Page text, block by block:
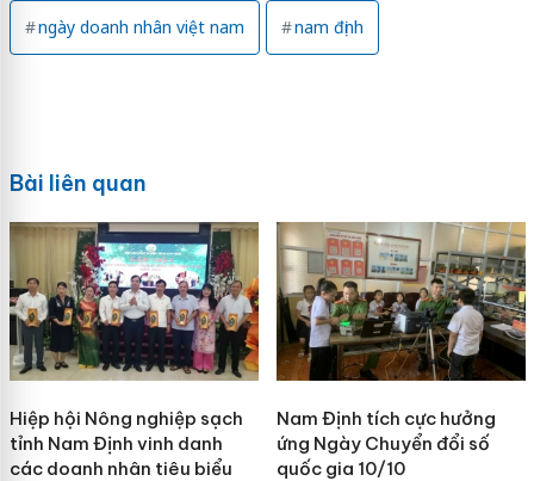
ngày doanh nhân việt nam nam định
Bài liên quan
Hiệp hội Nông nghiệp sạch
tỉnh Nam Định vinh danh
các doanh nhân tiêu biểu
Nam Định tích cực hưởng
ứng Ngày Chuyển đổi số
quốc gia 10/10